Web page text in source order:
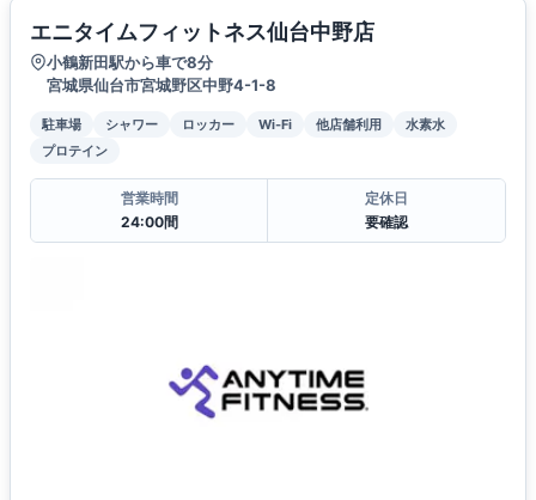
エニタイムフィットネス仙台中野店
小鶴新田駅から車で8分
宮城県仙台市宮城野区中野4-1-8
駐車場 シャワー ロッカー Wi-Fi 他店舗利用
水素水
プロテイン
営業時間
24:00間
定休日
要確認